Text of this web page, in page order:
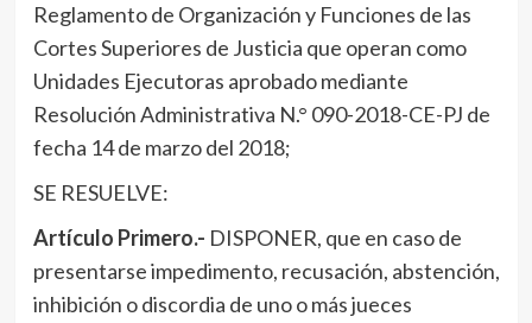
Reglamento de Organización y Funciones de las
Cortes Superiores de Justicia que operan como
Unidades Ejecutoras aprobado mediante
Resolución Administrativa N.° 090-2018-CE-PJ de
fecha 14 de marzo del 2018;
SE RESUELVE:
Artículo Primero.- DISPONER, que en caso de
presentarse impedimento, recusación, abstención,
inhibición o discordia de uno o más jueces